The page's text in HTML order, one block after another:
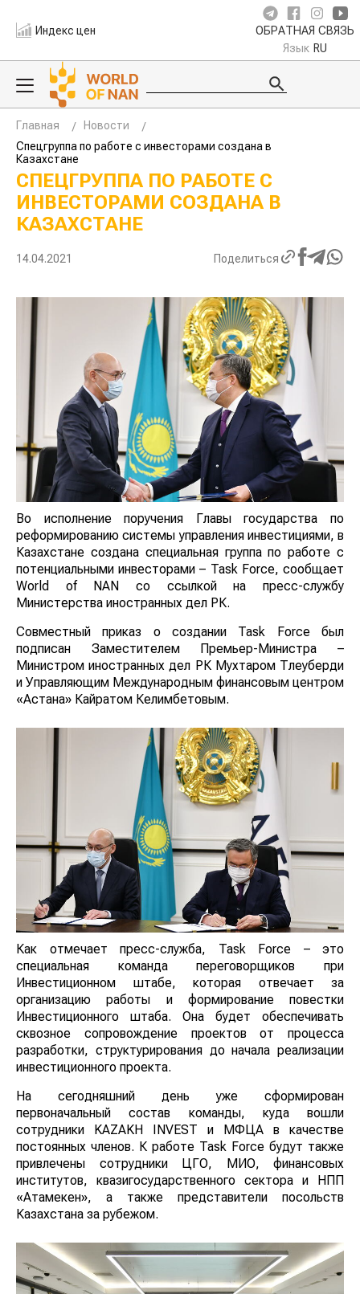
Индекс цен ОБРАТНАЯ СВЯЗЬ
Язык RU
Главная
Новости
Спецгруппа по работе с инвесторами создана в
Казахстане
СПЕЦГРУППА ПО РАБОТЕ С
ИНВЕСТОРАМИ СОЗДАНА В
КАЗАХСТАНЕ
14.04.2021 Поделиться
Во исполнение поручения Главы государства по
реформированию системы управления инвестициями, в
Казахстане создана специальная группа по работе с
потенциальными инвесторами – Task Force, сообщает
World of NAN со ссылкой на пресс-службу
Министерства иностранных дел РК.
Совместный приказ о создании Task Force был
подписан Заместителем Премьер-Министра –
Министром иностранных дел РК Мухтаром Тлеуберди
и Управляющим Международным финансовым центром
«Астана» Кайратом Келимбетовым.
Как отмечает пресс-служба, Task Force – это
специальная команда переговорщиков при
Инвестиционном штабе, которая отвечает за
организацию работы и формирование повестки
Инвестиционного штаба. Она будет обеспечивать
сквозное сопровождение проектов от процесса
разработки, структурирования до начала реализации
инвестиционного проекта.
На сегодняшний день уже сформирован
первоначальный состав команды, куда вошли
сотрудники KAZAKH INVEST и МФЦА в качестве
постоянных членов. К работе Task Force будут также
привлечены сотрудники ЦГО, МИО, финансовых
институтов, квазигосударственного сектора и НПП
«Атамекен», а также представители посольств
Казахстана за рубежом.